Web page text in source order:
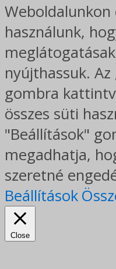
Weboldalunkon
használunk,
nyújthassuk. Az
gombra
összes süti
"Beállítások"
megadhatja,
szeretné
Beállítások
Close